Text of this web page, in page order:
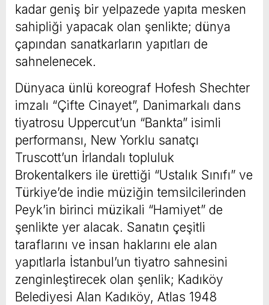
kadar geniş bir yelpazede yapıta mesken
sahipliği yapacak olan şenlikte; dünya
çapından sanatkarların yapıtları de
sahnelenecek.
Dünyaca ünlü koreograf Hofesh Shechter
imzalı “Çifte Cinayet”, Danimarkalı dans
tiyatrosu Uppercut’un “Bankta” isimli
performansı, New Yorklu sanatçı
Truscott’un İrlandalı topluluk
Brokentalkers ile ürettiği “Ustalık Sınıfı” ve
Türkiye’de indie müziğin temsilcilerinden
Peyk’in birinci müzikali “Hamiyet” de
şenlikte yer alacak. Sanatın çeşitli
taraflarını ve insan haklarını ele alan
yapıtlarla İstanbul’un tiyatro sahnesini
zenginleştirecek olan şenlik; Kadıköy
Belediyesi Alan Kadıköy, Atlas 1948